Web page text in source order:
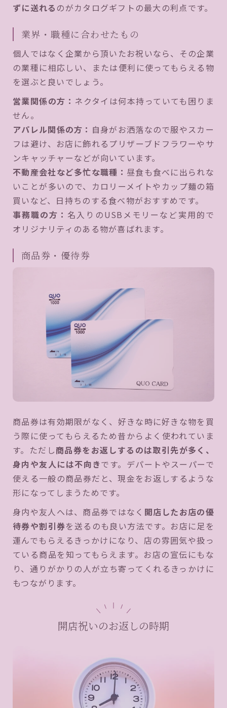
ずに送れる のがカタログギフトの最大の利点です。
業界・職種に合わせたもの
個人ではなく企業から頂いたお祝いなら、その企業
の業種に相応しい、または便利に使ってもらえる物
を選ぶと良いでしょう。
営業関係の方： ネクタイは何本持っていても困りま
せん。
アパレル関係の方： 自身がお洒落なので服やスカー
フは避け、お店に飾れるプリザーブドフラワーやサ
ンキャッチャーなどが向いています。
不動産会社など多忙な職種： 昼食も食べに出られな
いことが多いので、カロリーメイトやカップ麺の箱
買いなど、日持ちのする食べ物がおすすめです。
事務職の方： 名入りのUSBメモリーなど実用的で
オリジナリティのある物が喜ばれます。
商品券・優待券
商品券は有効期限がなく、好きな時に好きな物を買
う際に使ってもらえるため昔からよく使われていま
す。ただし商品券をお返しするのは取引先が多く、
身内や友人には不向きです。デパートやスーパーで
使える一般の商品券だと、現金をお返しするような
形になってしまうためです。
身内や友人へは、商品券ではなく 開店したお店の優
待券や割引券を送るのも良い方法です。お店に足を
運んでもらえるきっかけになり、店の雰囲気や扱っ
ている商品を知ってもらえます。お店の宣伝にもな
り、通りがかりの人が立ち寄ってくれるきっかけに
もつながります。
開店祝いのお返しの時期